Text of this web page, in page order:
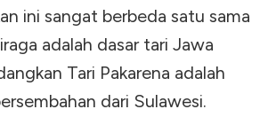
ini sangat berbeda satu sama
adalah dasar tari Jawa
Tari Pakarena adalah
dari Sulawesi.